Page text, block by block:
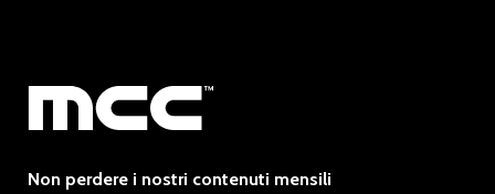
Non perdere i nostri contenuti mensili